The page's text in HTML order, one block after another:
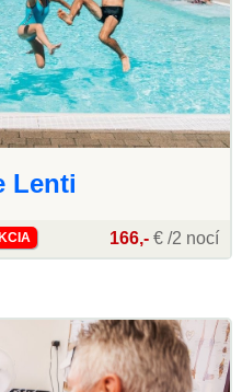
Lenti
166,- € /2 nocí